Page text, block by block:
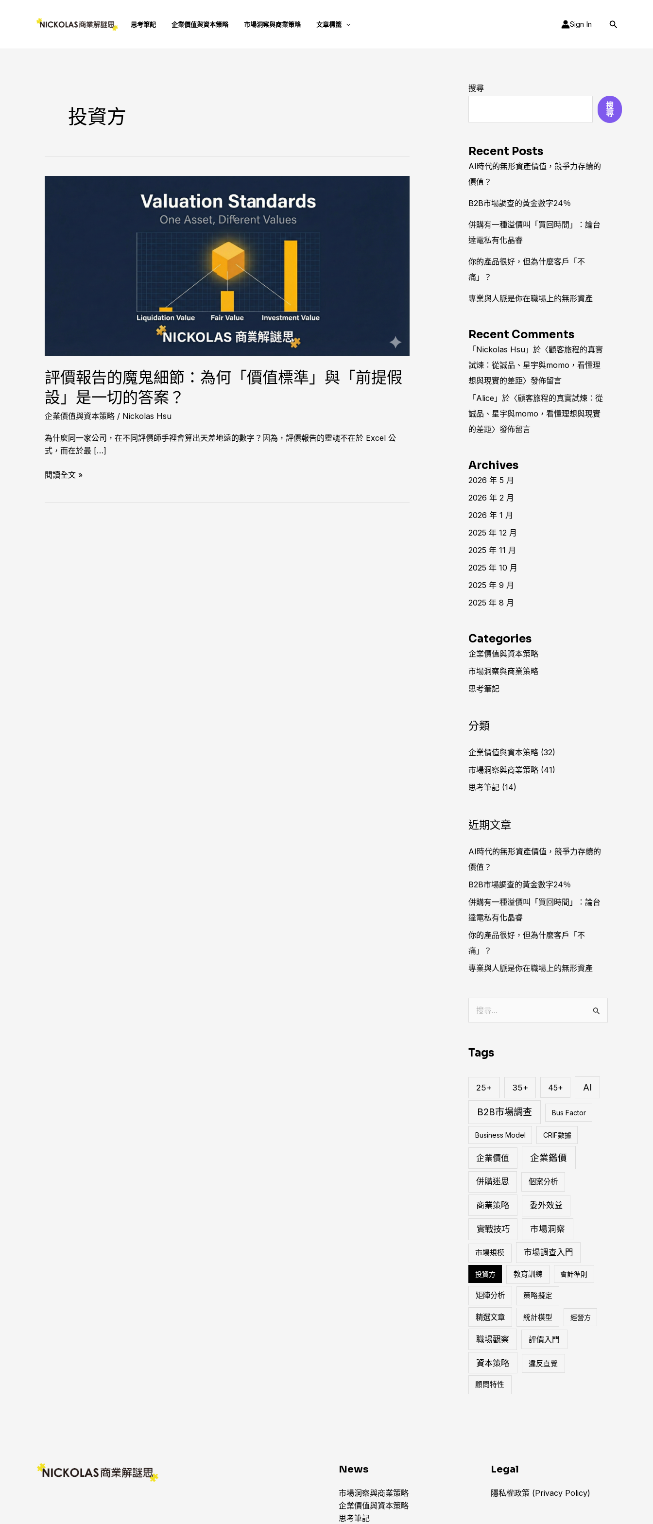
思考筆記 企業價值與資本策略 市場洞察與商業策略 文章標籤 Sign In
搜
投資方
評價報告的魔鬼細節：為何「價值標準」與「前提假
設」是一切的答案？
企業價值與資本策略 / Nickolas Hsu
為什麼同一家公司，在不同評價師手裡會算出天差地遠的數字？因為，評價報告的靈魂不在於 Excel 公
式，而在於最 […]
準」
與
「前
提
設」
是
一
的
閱讀全文 »
搜尋
搜
尋
Recent Posts
AI時代的無形資產價值，競爭力存續的
價值？
B2B市場調查的黃金數字24％
併購有一種溢價叫「買回時間」：論台
達電私有化晶睿
你的產品很好，但為什麼客戶「不
痛」？
專業與人脈是你在職場上的無形資產
Recent Comments
「Nickolas Hsu 」於〈顧客旅程的真實
試煉：從誠品、星宇與momo，看懂理
想與現實的差距〉發佈留言
「Alice 」於〈顧客旅程的真實試煉：從
誠品、星宇與momo，看懂理想與現實
的差距〉發佈留言
Archives
2026 年 5 月
2026 年 2 月
2026 年 1 月
2025 年 12 月
2025 年 11 月
2025 年 10 月
2025 年 9 月
2025 年 8 月
Categories
企業價值與資本策略
市場洞察與商業策略
思考筆記
分類
企業價值與資本策略 (32)
市場洞察與商業策略 (41)
思考筆記 (14)
近期文章
AI時代的無形資產價值，競爭力存續的
價值？
B2B市場調查的黃金數字24％
併購有一種溢價叫「買回時間」：論台
達電私有化晶睿
你的產品很好，但為什麼客戶「不
痛」？
專業與人脈是你在職場上的無形資產
鍵
字
Tags
25+ 35+ 45+ AI
B2B市場調查 Bus Factor
Business Model CRIF數據
企業價值 企業鑑價
併購迷思 個案分析
商業策略 委外效益
實戰技巧 市場洞察
市場規模 市場調查入門
投資方 教育訓練 會計準則
矩陣分析 策略擬定
精選文章 統計模型 經營方
職場觀察 評價入門
資本策略 違反直覺
顧問特性
News
市場洞察與商業策略
企業價值與資本策略
思考筆記
Legal
隱私權政策 (Privacy Policy)